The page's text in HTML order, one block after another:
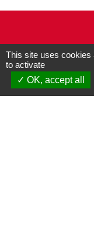
This site uses cookies
to activate
OK, accept all